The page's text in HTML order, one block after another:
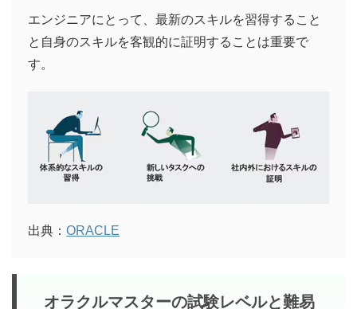
エンジニアにとって、最新のスキルを習得すること
と自身のスキルを客観的に証明することは重要で
す。
出典： ORACLE
オラクルマスターの試験レベルと難易